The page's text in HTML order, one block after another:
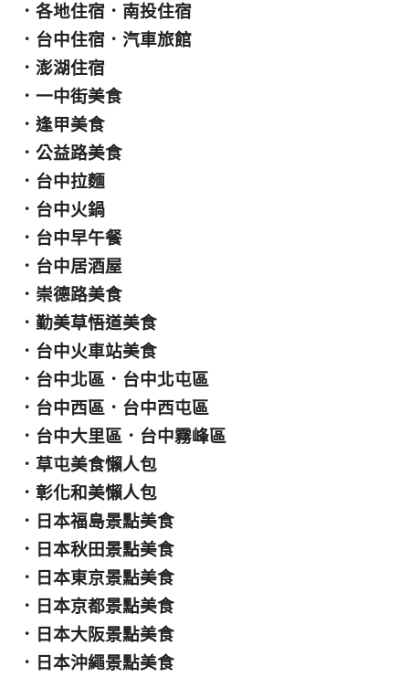
． 各地住宿 ． 南投住宿
． 台中住宿 ． 汽車旅館
． 澎湖住宿
． 一中街美食
． 逢甲美食
． 公益路美食
． 台中拉麵
． 台中火鍋
． 台中早午餐
． 台中居酒屋
． 崇德路美食
． 勤美草悟道美食
． 台中火車站美食
． 台中北區 ． 台中北屯區
． 台中西區 ． 台中西屯區
． 台中大里區 ． 台中霧峰區
． 草屯美食懶人包
． 彰化和美懶人包
． 日本福島景點美食
． 日本秋田景點美食
． 日本東京景點美食
． 日本京都景點美食
． 日本大阪景點美食
． 日本沖繩景點美食